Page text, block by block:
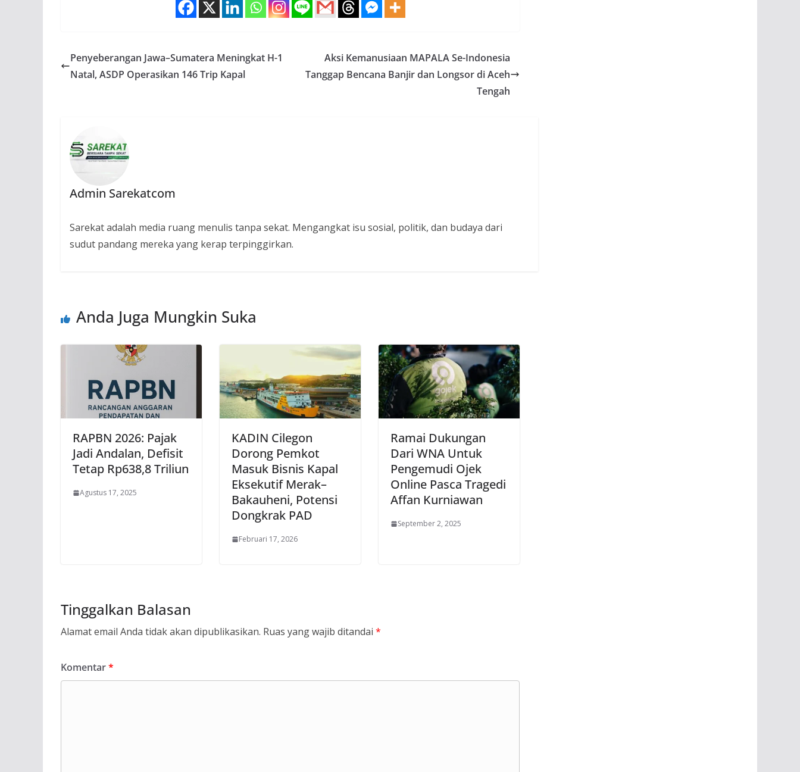
Penyeberangan Jawa–Sumatera Meningkat H-1
Natal, ASDP Operasikan 146 Trip Kapal
Aksi Kemanusiaan MAPALA Se-Indonesia
Tanggap Bencana Banjir dan Longsor di Aceh
Tengah
Admin Sarekatcom
Sarekat adalah media ruang menulis tanpa sekat. Mengangkat isu sosial, politik, dan budaya dari
sudut pandang mereka yang kerap terpinggirkan.
Anda Juga Mungkin Suka
RAPBN 2026: Pajak
Jadi Andalan, Defisit
Tetap Rp638,8 Triliun
Agustus 17, 2025
KADIN Cilegon
Dorong Pemkot
Masuk Bisnis Kapal
Eksekutif Merak–
Bakauheni, Potensi
Dongkrak PAD
Februari 17, 2026
Ramai Dukungan
Dari WNA Untuk
Pengemudi Ojek
Online Pasca Tragedi
Affan Kurniawan
September 2, 2025
Tinggalkan Balasan
Alamat email Anda tidak akan dipublikasikan. Ruas yang wajib ditandai *
Komentar*